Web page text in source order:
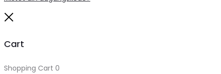
Cart
Shopping Cart 0